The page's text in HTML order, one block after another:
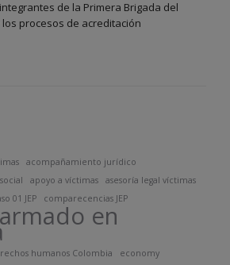
de la Primera Brigada del
los procesos de acreditación
acompañamiento jurídico
apoyo a víctimas
asesoría legal víctimas
01 JEP comparecencias JEP
en
humanos Colombia
economy